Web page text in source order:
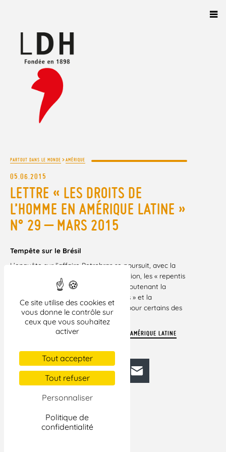
Ce site utilise des cookies et
vous donne le contrôle sur
ceux que vous souhaitez
activer
Tout accepter
Tout refuser
Personnaliser
Politique de
confidentialité
PARTOUT DANS LE MONDE >AMÉRIQUE
05.06.2015
LETTRE « LES DROITS DE
L’HOMME EN AMÉRIQUE LATINE »
N° 29 – MARS 2015
Tempête sur le Brésil
L’enquête sur l’affaire Petrobras se poursuit, avec la
délation comme méthode d’investigation, les « repentis
» continuant de dénoncer à tout va, soutenant la
pratique d’arrestations « sans preuves » et la
prolongation de la prison préventive pour certains des
mis en examen…
Pour lire la suiteTÉLÉCHARGER LA LETTRE AMÉRIQUE LATINE
FacebookBlueskyMastodonLinkedIn